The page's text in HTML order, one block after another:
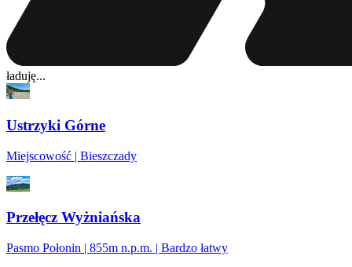
ładuję...
Ustrzyki Górne
Miejscowość | Bieszczady
Przełęcz Wyżniańska
Pasmo Połonin | 855m n.p.m. | Bardzo łatwy